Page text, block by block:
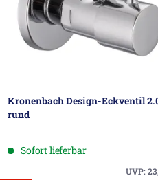
Kronenbach Design-Eckventil
rund
Sofort lieferbar
UVP: